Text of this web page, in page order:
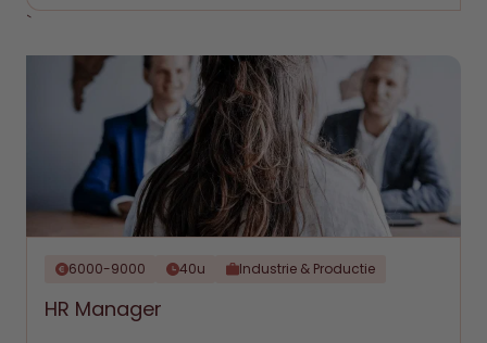
`
6000-9000 40u Industrie & Productie
HR Manager